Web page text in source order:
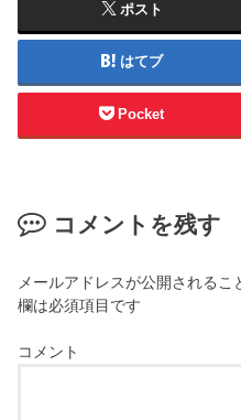
ポスト
はてブ
Pocket
コメントを残す
メールアドレスが公開されるこ
欄は必須項目です
コメント